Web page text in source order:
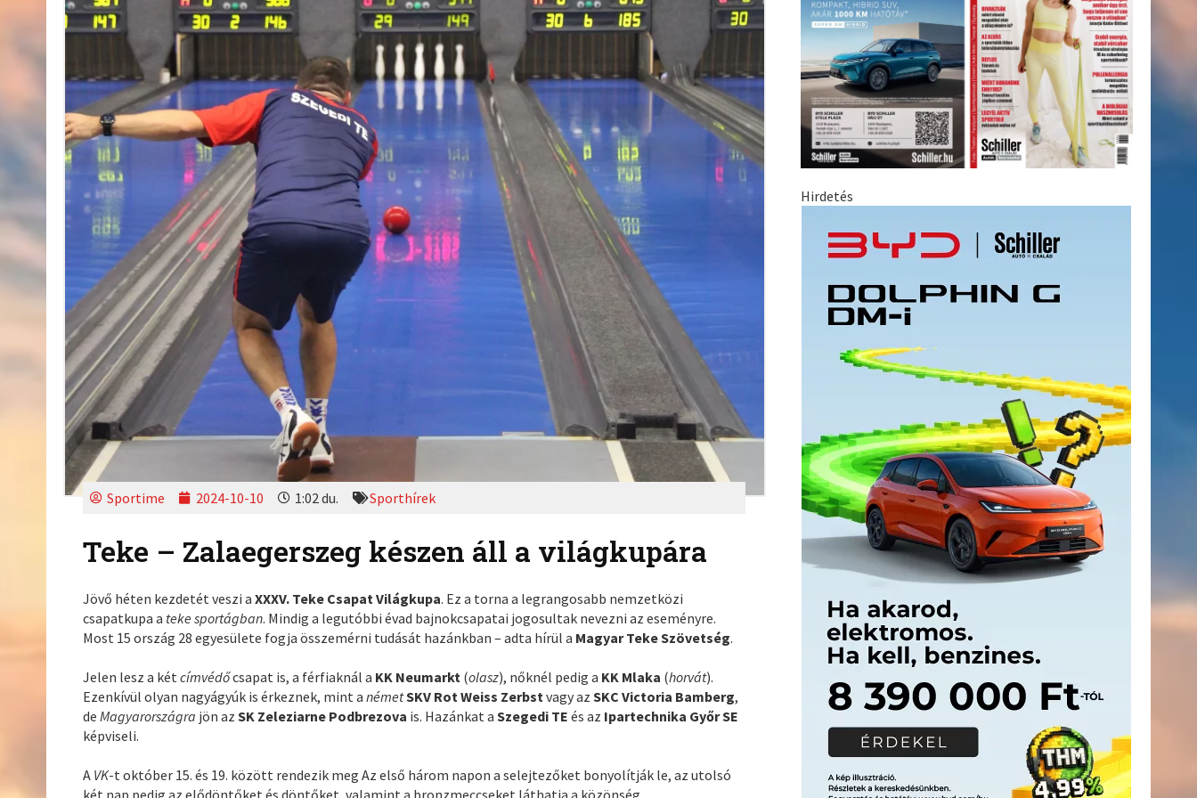
Sportime 2024-10-10 1:02 du. Sporthírek
Teke – Zalaegerszeg készen áll a világkupára
Jövő héten kezdetét veszi aXXXV. Teke Csapat Világkupa. Ez a torna a legrangosabb nemzetközi
csapatkupa a teke sportágban. Mindig a legutóbbi évad bajnokcsapatai jogosultak nevezni az eseményre.
Most 15 ország 28 egyesülete fogja összemérni tudását hazánkban – adta hírül a Magyar Teke Szövetség.
Jelen lesz a kétcímvédőcsapat is, a férfiaknál a KK Neumarkt (olasz), nőknél pedig a KK Mlaka (horvát).
Ezenkívül olyan nagyágyúk is érkeznek, mint anémetSKV Rot Weiss Zerbstvagy azSKC Victoria Bamberg,
deMagyarországra jön azSK Zeleziarne Podbrezova is. Hazánkat aSzegedi TE és az Ipartechnika Győr SE
képviseli.
A VK-t október 15. és 19. között rendezik meg Az első három napon a selejtezőket bonyolítják le, az utolsó
Hirdetés